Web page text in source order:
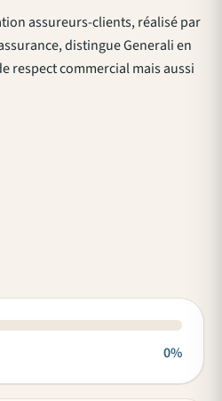
assureurs-clients, réalisé par
distingue Generali en
respect commercial mais aussi
0%